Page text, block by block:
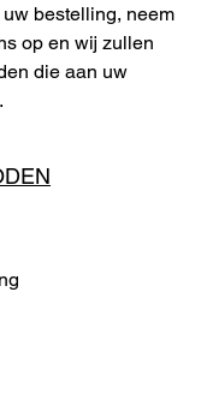
bestelling, neem
op en wij zullen
die aan uw